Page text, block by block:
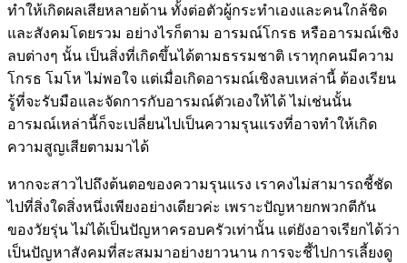
ทำให้เกิดผลเสียหลายด้าน ทั้งต่อตัวผู้กระทำเองและคนใกล้ชิด
และสังคมโดยรวม อย่างไรก็ตาม อารมณ์โกรธ หรืออารมณ์เชิง
ลบต่างๆ นั้น เป็นสิ่งที่เกิดขึ้นได้ตามธรรมชาติ เราทุกคนมีความ
โกรธ โมโห ไม่พอใจ แต่เมื่อเกิดอารมณ์เชิงลบเหล่านี้ ต้องเรียน
รู้ที่จะรับมือและจัดการกับอารมณ์ตัวเองให้ได้ ไม่เช่นนั้น
อารมณ์เหล่านี้ก็จะเปลี่ยนไปเป็นความรุนแรงที่อาจทำให้เกิด
ความสูญเสียตามมาได้
หากจะสาวไปถึงต้นตอของความรุนแรง เราคงไม่สามารถชี้ชัด
ไปที่สิ่งใดสิ่งหนึ่งเพียงอย่างเดียวค่ะ เพราะปัญหายกพวกตีกัน
ของวัยรุ่น ไม่ได้เป็นปัญหาครอบครัวเท่านั้น แต่ยังอาจเรียกได้ว่า
เป็นปัญหาสังคมที่สะสมมาอย่างยาวนาน การจะชี้ไปการเลี้ยงดู